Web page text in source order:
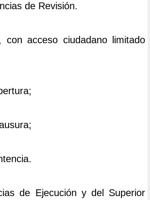
de Revisión.
con acceso ciudadano limitado
de Ejecución y del Superior